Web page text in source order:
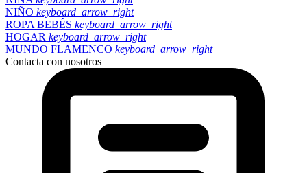
NIÑO keyboard_arrow_right
ROPA BEBÉS keyboard_arrow_right
HOGAR keyboard_arrow_right
MUNDO FLAMENCO keyboard_arrow_right
Contacta con nosotros